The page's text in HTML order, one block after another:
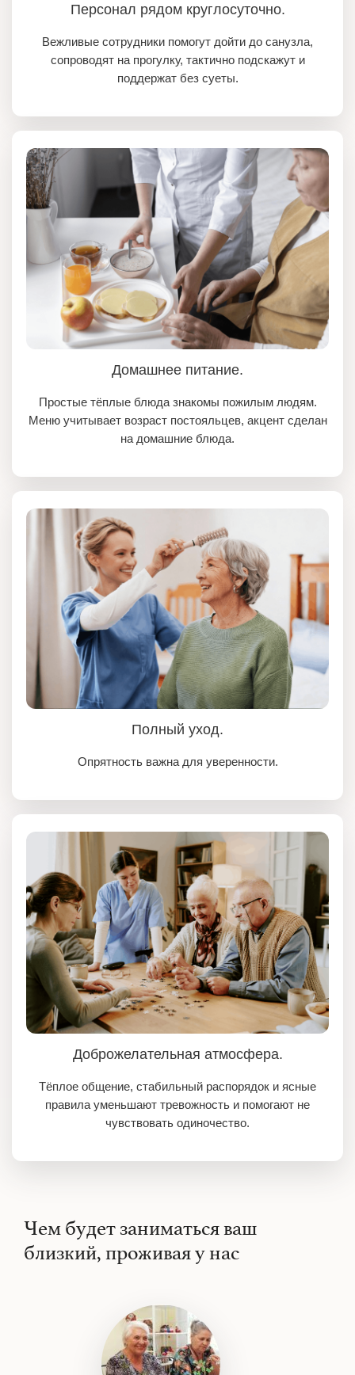
Персонал рядом круглосуточно.
Вежливые сотрудники помогут дойти до санузла,
сопроводят на прогулку, тактично подскажут и
поддержат без суеты.
Домашнее питание.
Простые тёплые блюда знакомы пожилым людям.
Меню учитывает возраст постояльцев, акцент сделан
на домашние блюда.
Полный уход.
Опрятность важна для уверенности.
Доброжелательная атмосфера.
Тёплое общение, стабильный распорядок и ясные
правила уменьшают тревожность и помогают не
чувствовать одиночество.
Чем будет заниматься ваш
близкий, проживая у нас